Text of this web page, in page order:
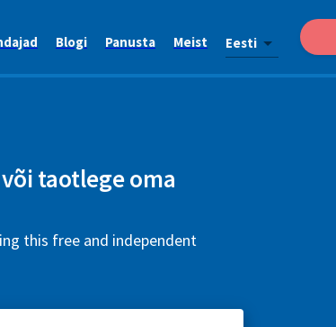
Blogi Panusta Meist Eesti
taotlege oma
this free and independent